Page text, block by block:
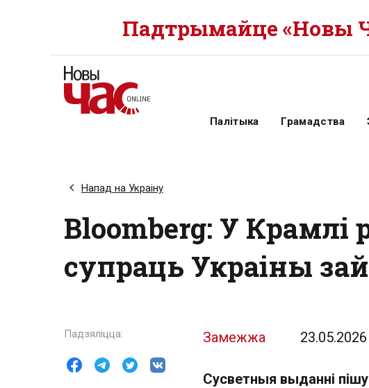
Падтрымайце «Новы
Палітыка Грамадства
Напад на Украіну
Bloomberg: У Крамлі
супраць Украіны
Замежжа 23.05.2026
Сусветныя выданні